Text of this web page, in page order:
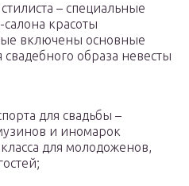
– специальные
красоты
включены основные
образа невесты
для свадьбы –
и иномарок
для молодоженов,